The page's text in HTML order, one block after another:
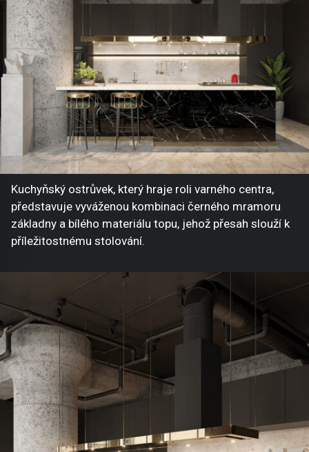
Kuchyňský ostrůvek, který hraje roli varného centra,
představuje vyváženou kombinaci černého mramoru
základny a bílého materiálu topu, jehož přesah slouží k
příležitostnému stolování.